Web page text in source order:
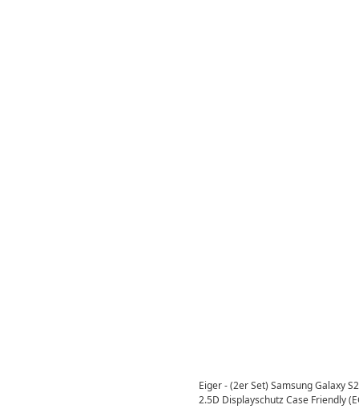
Eiger - (2er Set) Samsung Galaxy
2.5D Displayschutz Case Friendly